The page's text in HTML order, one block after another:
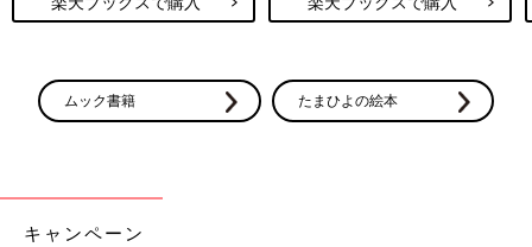
ムック書籍 たまひよの絵本
キャンペーン